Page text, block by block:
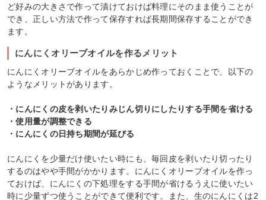
ど好みの大きさで作って漬けておけば料理にそのまま使うことが
でき、正しい方法で作って保存すれば長期間保存することができ
ます。
にんにくオリーブオイルを作るメリット
にんにくオリーブオイルをあらかじめ作っておくことで、以下の
ようなメリットがあります。
・にんにくの皮を剥いたりみじん切りにしたりする手間を省ける
・使用量が調整できる
・にんにくの日持ち期間が延びる
にんにくを少量だけ使いたい時にも、毎回皮を剥いたり切ったり
するのはやや手間がかかります。にんにくオリーブオイルを作っ
ておけば、にんにくの下処理をする手間が省けるうえに使いたい
時に少量ずつ使うことができて便利です。また、生のにんにくは2